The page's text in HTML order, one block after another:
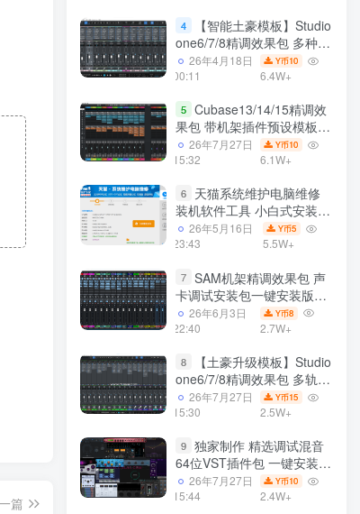
篇
4
【智能土豪模板】Studio
one6/7/8精调效果包 多种效
果模式可选 声卡调试好预设
带插件全套文件
26年4月18日
00:11
Y币10
6.4W+
5 Cubase13/14/15精调效
果包 带机架插件预设模板
声卡调试好效果工程文件
26年7月27日
15:32
Y币10
6.1W+
6
天猫系统维护电脑维修
装机软件工具 小白式安装
完全一键安装系统 电脑系统
装机软件 一键重装系统
26年5月16日
23:43
Y币5
5.5W+
7 SAM机架精调效果包 声
卡调试安装包一键安装版模
板 带插件预设效果文件
26年6月3日
22:40
Y币8
2.7W+
8
【土豪升级模板】Studio
one6/7/8精调效果包 多轨道
效果模式可选 声卡调试好预
设模板 带插件全套文件
26年7月27日
15:30
Y币15
2.5W+
9 独家制作 精选调试混音
64位VST插件包 一键安装
600个效果器合集v2.0 WiN
支持定制
26年7月27日
15:44
Y币10
2.4W+